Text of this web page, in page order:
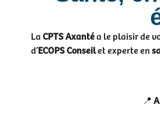
LaCPTS Axantéa le plaisir de
d’ECOPS Conseilet experte en
📍